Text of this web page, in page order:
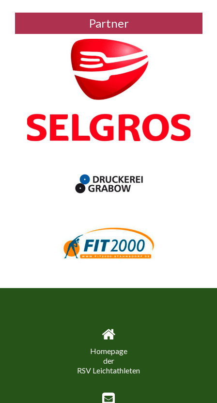
Partner
Homepage
der
RSV Leichtathleten